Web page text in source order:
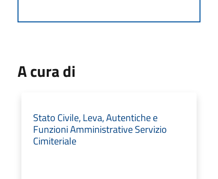
A cura di
Stato Civile, Leva, Autentiche e
Funzioni Amministrative Servizio
Cimiteriale